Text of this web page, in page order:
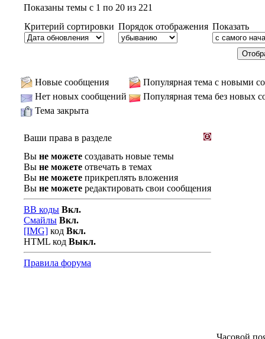
Показаны темы с 1 по 20 из 221
Критерий сортировки Порядок отображения Показать
Новые сообщения
Популярная тема с новыми
Нет новых сообщений
Популярная тема без новых
Тема закрыта
Ваши права в разделе
Вы не можете создавать новые темы
Вы не можете отвечать в темах
Вы не можете прикреплять вложения
Вы не можете редактировать свои сообщения
BB коды Вкл.
Смайлы Вкл.
[IMG] код Вкл.
HTML код Выкл.
Правила форума
Часовой